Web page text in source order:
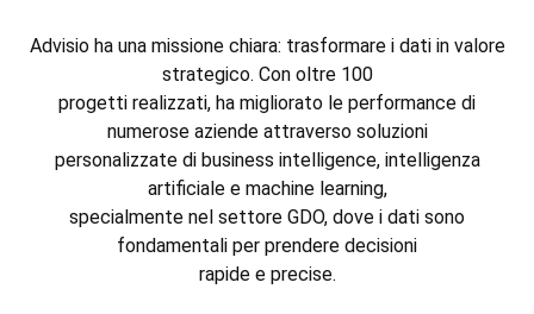
Advisio ha una missione chiara: trasformare i dati in valore
strategico. Con oltre 100
progetti realizzati, ha migliorato le performance di
numerose aziende attraverso soluzioni
personalizzate di business intelligence, intelligenza
artificiale e machine learning,
specialmente nel settore GDO, dove i dati sono
fondamentali per prendere decisioni
rapide e precise.